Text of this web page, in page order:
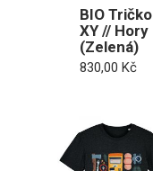
BIO Tričko
XY // Hory
(Zelená)
830,00 Kč